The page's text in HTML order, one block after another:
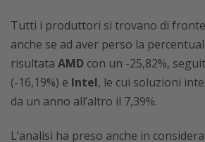
Tutti i produttori si trovano di
anche se ad aver perso la
risultata AMD con un -25,82%,
(-16,19%) e Intel, le cui soluzioni
da un anno all’altro il 7,39%.
L’analisi ha preso anche in